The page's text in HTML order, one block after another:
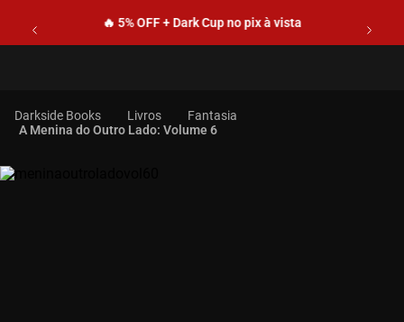
🔥 5% OFF + Dark Cup no pix à vista
Livros
Fantasia
A Menina do Outro Lado: Volume 6